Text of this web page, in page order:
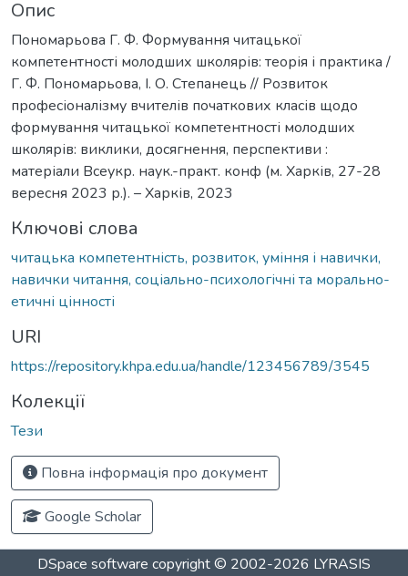
Опис
Пономарьова Г. Ф. Формування читацької
компетентності молодших школярів: теорія і практика /
Г. Ф. Пономарьова, І. О. Степанець // Розвиток
професіоналізму вчителів початкових класів щодо
формування читацької компетентності молодших
школярів: виклики, досягнення, перспективи :
матеріали Всеукр. наук.-практ. конф (м. Харків, 27-28
вересня 2023 р.). – Харків, 2023
Ключові слова
читацька компетентність, розвиток, уміння і навички,
навички читання, соціально-психологічні та морально-
етичні цінності
URI
https://repository.khpa.edu.ua/handle/123456789/3545
Колекції
Тези
Повна інформація про документ
Google Scholar
DSpace software copyright © 2002-2026 LYRASIS